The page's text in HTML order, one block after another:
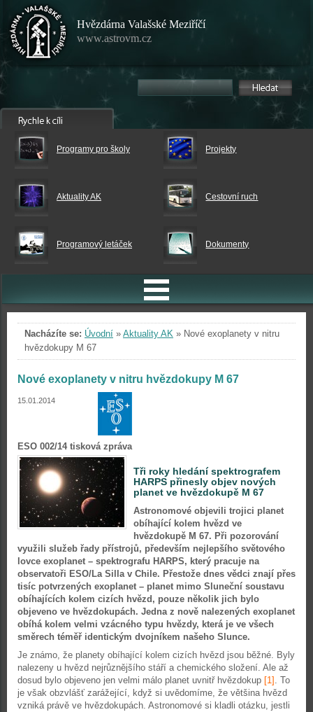
Hvězdárna Valašské Meziříčí
www.astrovm.cz
Programy pro školy Projekty
Aktuality AK Cestovní ruch
Programový letáček Dokumenty
Nacházíte se: Úvodní » Aktuality AK » Nové exoplanety v nitru
hvězdokupy M 67
Nové exoplanety v nitru hvězdokupy M 67
15.01.2014
ESO 002/14 tisková zpráva
Tři roky hledání spektrografem
HARPS přinesly objev nových
planet ve hvězdokupě M 67
Astronomové objevili trojici planet
obíhající kolem hvězd ve
hvězdokupě M 67. Při pozorování
využili služeb řady přístrojů, především nejlepšího světového
lovce exoplanet – spektrografu HARPS, který pracuje na
observatoři ESO/La Silla v Chile. Přestože dnes vědci znají přes
tisíc potvrzených exoplanet – planet mimo Sluneční soustavu
obíhajících kolem cizích hvězd, pouze několik jich bylo
objeveno ve hvězdokupách. Jedna z nově nalezených exoplanet
obíhá kolem velmi vzácného typu hvězdy, která je ve všech
směrech téměř identickým dvojníkem našeho Slunce.
Je známo, že planety obíhající kolem cizích hvězd jsou běžné. Byly
nalezeny u hvězd nejrůznějšího stáří a chemického složení. Ale až
dosud bylo objeveno jen velmi málo planet uvnitř hvězdokup [1] . To
je však obzvlášť zarážející, když si uvědomíme, že většina hvězd
vzniká právě ve hvězdokupách. Astronomové si kladli otázku, jestli